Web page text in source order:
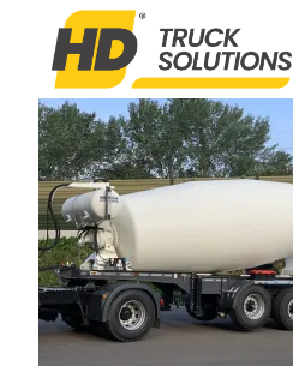
Produkte
Unternehmen
Service
Kontakt